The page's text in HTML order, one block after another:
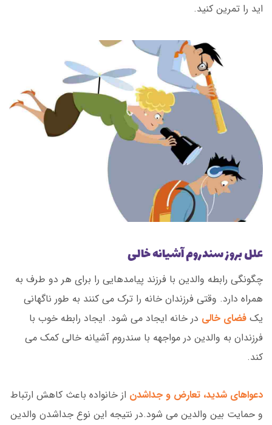
اید را تمرین کنید.
علل بروز سندروم آشیانه خالی
چگونگی رابطه والدین با فرزند پیامدهایی را برای هر دو طرف به
همراه دارد. وقتی فرزندان خانه را ترک می کنند به طور ناگهانی
یک فضای خالی در خانه ایجاد می شود. ایجاد رابطه خوب با
فرزندان به والدین در مواجهه با سندروم آشیانه خالی کمک می
کند.
دعواهای شدید، تعارض و جداشدن از خانواده باعث کاهش ارتباط
و حمایت بین والدین می شود.در نتیجه این نوع جداشدن والدین